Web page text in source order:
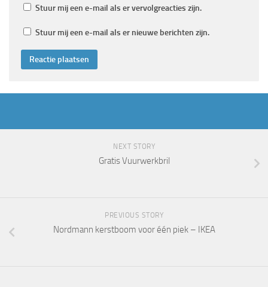
Stuur mij een e-mail als er vervolgreacties zijn.
Stuur mij een e-mail als er nieuwe berichten zijn.
NEXT STORY
Gratis Vuurwerkbril
PREVIOUS STORY
Nordmann kerstboom voor één piek – IKEA